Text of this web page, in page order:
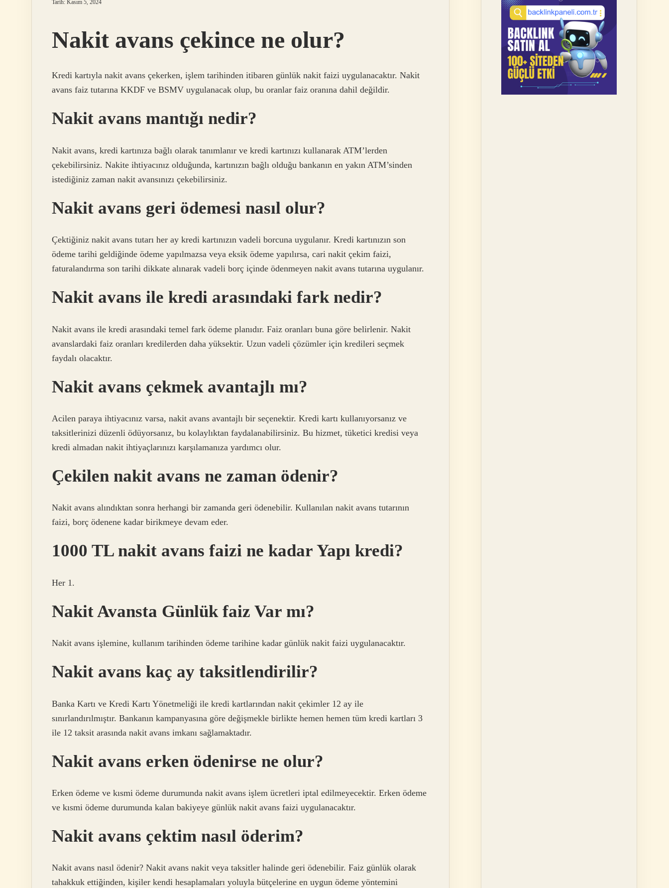
Tarih: Kasım 5, 2024
Nakit avans çekince ne olur?
Kredi kartıyla nakit avans çekerken, işlem tarihinden itibaren günlük nakit faizi uygulanacaktır. Nakit
avans faiz tutarına KKDF ve BSMV uygulanacak olup, bu oranlar faiz oranına dahil değildir.
Nakit avans mantığı nedir?
Nakit avans, kredi kartınıza bağlı olarak tanımlanır ve kredi kartınızı kullanarak ATM’lerden
çekebilirsiniz. Nakite ihtiyacınız olduğunda, kartınızın bağlı olduğu bankanın en yakın ATM’sinden
istediğiniz zaman nakit avansınızı çekebilirsiniz.
Nakit avans geri ödemesi nasıl olur?
Çektiğiniz nakit avans tutarı her ay kredi kartınızın vadeli borcuna uygulanır. Kredi kartınızın son
ödeme tarihi geldiğinde ödeme yapılmazsa veya eksik ödeme yapılırsa, cari nakit çekim faizi,
faturalandırma son tarihi dikkate alınarak vadeli borç içinde ödenmeyen nakit avans tutarına uygulanır.
Nakit avans ile kredi arasındaki fark nedir?
Nakit avans ile kredi arasındaki temel fark ödeme planıdır. Faiz oranları buna göre belirlenir. Nakit
avanslardaki faiz oranları kredilerden daha yüksektir. Uzun vadeli çözümler için kredileri seçmek
faydalı olacaktır.
Nakit avans çekmek avantajlı mı?
Acilen paraya ihtiyacınız varsa, nakit avans avantajlı bir seçenektir. Kredi kartı kullanıyorsanız ve
taksitlerinizi düzenli ödüyorsanız, bu kolaylıktan faydalanabilirsiniz. Bu hizmet, tüketici kredisi veya
kredi almadan nakit ihtiyaçlarınızı karşılamanıza yardımcı olur.
Çekilen nakit avans ne zaman ödenir?
Nakit avans alındıktan sonra herhangi bir zamanda geri ödenebilir. Kullanılan nakit avans tutarının
faizi, borç ödenene kadar birikmeye devam eder.
1000 TL nakit avans faizi ne kadar Yapı kredi?
Her 1.
Nakit Avansta Günlük faiz Var mı?
Nakit avans işlemine, kullanım tarihinden ödeme tarihine kadar günlük nakit faizi uygulanacaktır.
Nakit avans kaç ay taksitlendirilir?
Banka Kartı ve Kredi Kartı Yönetmeliği ile kredi kartlarından nakit çekimler 12 ay ile
sınırlandırılmıştır. Bankanın kampanyasına göre değişmekle birlikte hemen hemen tüm kredi kartları 3
ile 12 taksit arasında nakit avans imkanı sağlamaktadır.
Nakit avans erken ödenirse ne olur?
Erken ödeme ve kısmi ödeme durumunda nakit avans işlem ücretleri iptal edilmeyecektir. Erken ödeme
ve kısmi ödeme durumunda kalan bakiyeye günlük nakit avans faizi uygulanacaktır.
Nakit avans çektim nasıl öderim?
Nakit avans nasıl ödenir? Nakit avans nakit veya taksitler halinde geri ödenebilir. Faiz günlük olarak
tahakkuk ettiğinden, kişiler kendi hesaplamaları yoluyla bütçelerine en uygun ödeme yöntemini